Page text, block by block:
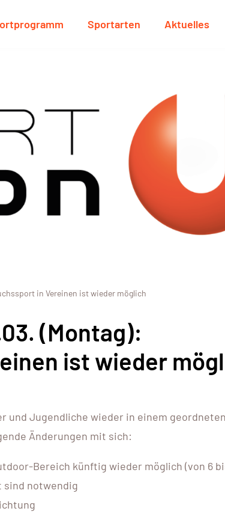
Sportarten Aktuelles
in Vereinen ist wieder möglich
(Montag):
ist wieder
und Jugendliche wieder in einem
Änderungen mit sich:
Bereich künftig wieder möglich (von 6
sind notwendig